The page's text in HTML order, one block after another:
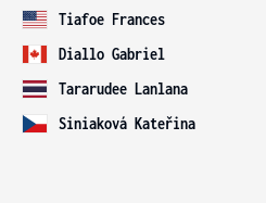
Tiafoe Frances
Diallo Gabriel
Tararudee Lanlana
Siniaková Kateřina